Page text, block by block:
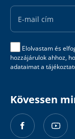
Email
Address
Elolvastam és
hozzájárulok ahhoz,
adataimat a
Kövessen